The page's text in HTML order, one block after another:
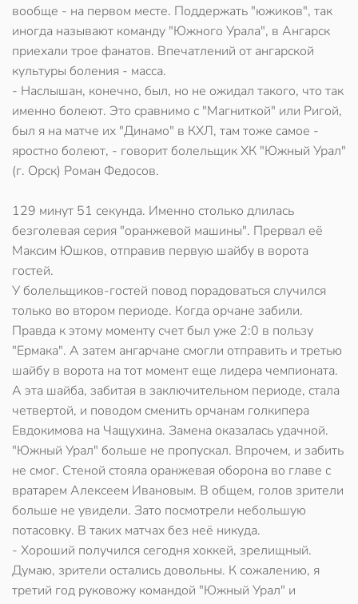
вообще - на первом месте. Поддержать "южиков", так
иногда называют команду "Южного Урала", в Ангарск
приехали трое фанатов. Впечатлений от ангарской
культуры боления - масса.
- Наслышан, конечно, был, но не ожидал такого, что так
именно болеют. Это сравнимо с "Магниткой" или Ригой,
был я на матче их "Динамо" в КХЛ, там тоже самое -
яростно болеют, - говорит болельщик ХК "Южный Урал"
(г. Орск) Роман Федосов.
129 минут 51 секунда. Именно столько длилась
безголевая серия "оранжевой машины". Прервал её
Максим Юшков, отправив первую шайбу в ворота
гостей.
У болельщиков-гостей повод порадоваться случился
только во втором периоде. Когда орчане забили.
Правда к этому моменту счет был уже 2:0 в пользу
"Ермака". А затем ангарчане смогли отправить и третью
шайбу в ворота на тот момент еще лидера чемпионата.
А эта шайба, забитая в заключительном периоде, стала
четвертой, и поводом сменить орчанам голкипера
Евдокимова на Чащухина. Замена оказалась удачной.
"Южный Урал" больше не пропускал. Впрочем, и забить
не смог. Стеной стояла оранжевая оборона во главе с
вратарем Алексеем Ивановым. В общем, голов зрители
больше не увидели. Зато посмотрели небольшую
потасовку. В таких матчах без неё никуда.
- Хороший получился сегодня хоккей, зрелищный.
Думаю, зрители остались довольны. К сожалению, я
третий год руковожу командой "Южный Урал" и